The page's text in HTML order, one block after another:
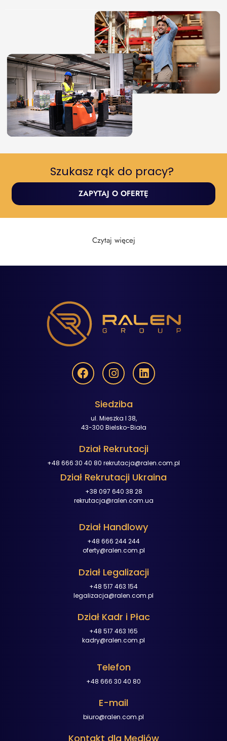
Szukasz rąk do pracy? ​
ZAPYTAJ O OFERTĘ
Czytaj więcej
Siedziba
ul. Mieszka I 38,
43-300 Bielsko-Biała
Dział Rekrutacji
+48 666 30 40 80 rekrutacja@ralen.com.pl
Dział Rekrutacji Ukraina
+38 097 640 38 28
rekrutacja@ralen.com.ua
Dział Handlowy
+48 666 244 244
oferty@ralen.com.pl
Dział Legalizacji
+48 517 463 154
legalizacja@ralen.com.pl
Dział Kadr i Płac
+48 517 463 165
kadry@ralen.com.pl
Telefon
+48 666 30 40 80
E-mail
biuro@ralen.com.pl
Kontakt dla Mediów